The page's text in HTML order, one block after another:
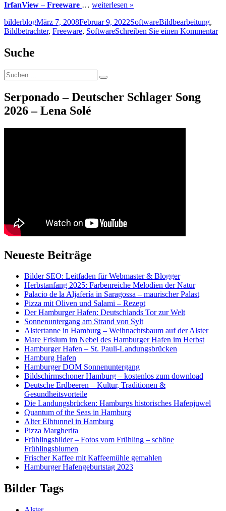
IrfanView – Freeware … weiterlesen »
Autor
bilderblogVeröffentlicht
am
März 7, 2008Februar 9, 2022Kategorien
SoftwareSchlagwörter
Bildbearbeitung,
Bildbetrachter, Freeware, SoftwareSchreiben Sie einen Kommentarzu
Suche
Suche
nach:
Suchen
Serponado – Deutscher Schlager Song
2026 – Lena Solé
Neueste Beiträge
Bilder SEO: Leitfaden für Webmaster & Blogger
Herbstanfang 2025: Farbenreiche Melodien der Natur
Palacio de la Aljafería in Saragossa – maurischer Palast
Pizza mit Oliven und Salami – Rezept
Der Hamburger Hafen: Deutschlands Tor zur Welt
Sonnenuntergang am Strand von Sylt
Alstertanne in Hamburg – Weihnachtsbaum auf der Alster
Mare Frisium im Nebel des Hamburger Hafen im Herbst
Hamburger Hafen – St. Pauli-Landungsbrücken
Hamburg Hafen
Hamburger DOM Sonnenuntergang
Bildschirmschoner Hamburg – kostenlos zum download
Deutsche Erdbeeren – Kultur, Traditionen &
Gesundheitsvorteile
Die Landungsbrücken: Hamburgs historisches Hafenjuwel
Quantum of the Seas in Hamburg
Alter Elbtunnel in Hamburg
Pizza Margherita
Frühlingsbilder – Fotos vom Frühling – schöne
Frühlingsblumen
Frischer Kaffee mit Kaffeemühle gemahlen
Hamburger Hafengeburtstag 2023
Bilder Tags